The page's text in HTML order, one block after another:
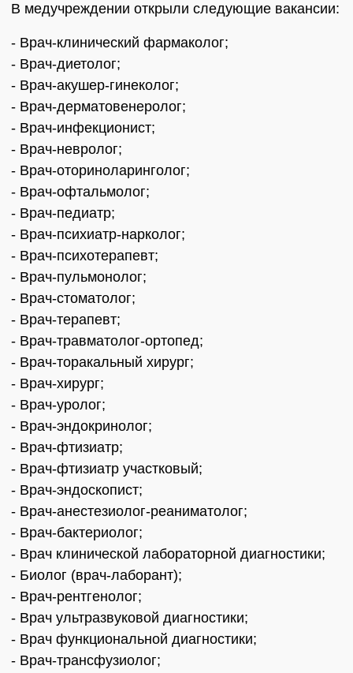
В медучреждении открыли следующие вакансии:
- Врач-клинический фармаколог;
- Врач-диетолог;
- Врач-акушер-гинеколог;
- Врач-дерматовенеролог;
- Врач-инфекционист;
- Врач-невролог;
- Врач-оториноларинголог;
- Врач-офтальмолог;
- Врач-педиатр;
- Врач-психиатр-нарколог;
- Врач-психотерапевт;
- Врач-пульмонолог;
- Врач-стоматолог;
- Врач-терапевт;
- Врач-травматолог-ортопед;
- Врач-торакальный хирург;
- Врач-хирург;
- Врач-уролог;
- Врач-эндокринолог;
- Врач-фтизиатр;
- Врач-фтизиатр участковый;
- Врач-эндоскопист;
- Врач-анестезиолог-реаниматолог;
- Врач-бактериолог;
- Врач клинической лабораторной диагностики;
- Биолог (врач-лаборант);
- Врач-рентгенолог;
- Врач ультразвуковой диагностики;
- Врач функциональной диагностики;
- Врач-трансфузиолог;